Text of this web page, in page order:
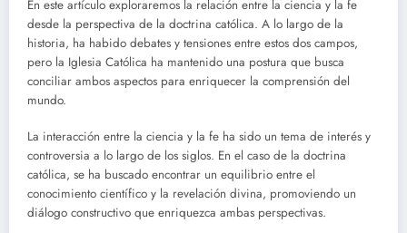
En este artículo exploraremos la relación entre la ciencia y la fe
desde la perspectiva de la doctrina católica. A lo largo de la
historia, ha habido debates y tensiones entre estos dos campos,
pero la Iglesia Católica ha mantenido una postura que busca
conciliar ambos aspectos para enriquecer la comprensión del
mundo.
La interacción entre la ciencia y la fe ha sido un tema de interés y
controversia a lo largo de los siglos. En el caso de la doctrina
católica, se ha buscado encontrar un equilibrio entre el
conocimiento científico y la revelación divina, promoviendo un
diálogo constructivo que enriquezca ambas perspectivas.